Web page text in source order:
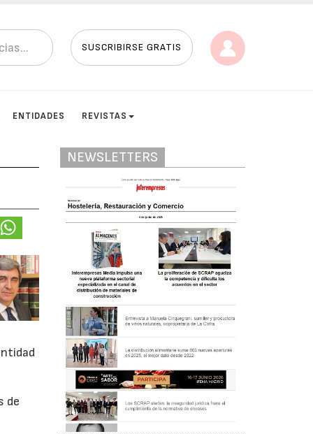
SUSCRIBIRSE GRATIS
ENTIDADES REVISTAS
de
NEWSLETTERS